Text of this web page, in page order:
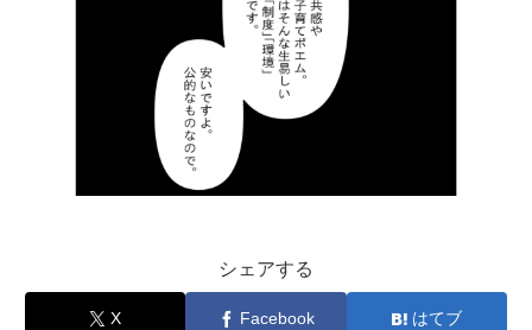
シェアする
X Facebook はてブ